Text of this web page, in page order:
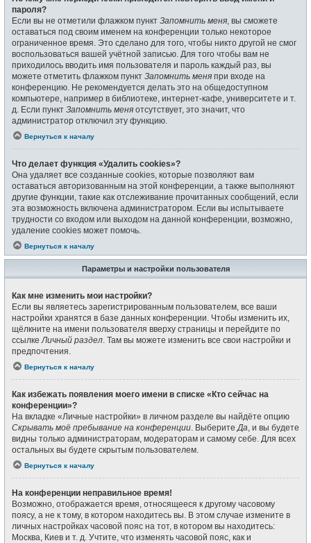
пароля?
Если вы не отметили флажком пункт Запомнить меня , вы сможете
оставаться под своим именем на конференции только некоторое
ограниченное время. Это сделано для того, чтобы никто другой не смог
воспользоваться вашей учётной записью. Для того чтобы вам не
приходилось вводить имя пользователя и пароль каждый раз, вы
можете отметить флажком пункт Запомнить меня при входе на
конференцию. Не рекомендуется делать это на общедоступном
компьютере, например в библиотеке, интернет-кафе, университете и т.
д. Если пункт Запомнить меня отсутствует, это значит, что
администратор отключил эту функцию.
Вернуться к началу
Что делает функция «Удалить cookies»?
Она удаляет все созданные cookies, которые позволяют вам
оставаться авторизованным на этой конференции, а также выполняют
другие функции, такие как отслеживание прочитанных сообщений, если
эта возможность включена администратором. Если вы испытываете
трудности со входом или выходом на данной конференции, возможно,
удаление cookies может помочь.
Вернуться к началу
Параметры и настройки пользователя
Как мне изменить мои настройки?
Если вы являетесь зарегистрированным пользователем, все ваши
настройки хранятся в базе данных конференции. Чтобы изменить их,
щёлкните на имени пользователя вверху страницы и перейдите по
ссылкеЛичный раздел. Там вы можете изменить все свои настройки и
предпочтения.
Вернуться к началу
Как избежать появления моего имени в списке «Кто сейчас на
конференции»?
На вкладке «Личные настройки» в личном разделе вы найдёте опцию
Скрывать моё пребывание на конференции. ВыберитеДа, и вы будете
видны только администраторам, модераторам и самому себе. Для всех
остальных вы будете скрытым пользователем.
Вернуться к началу
На конференции неправильное время!
Возможно, отображается время, относящееся к другому часовому
поясу, а не к тому, в котором находитесь вы. В этом случае измените в
личных настройках часовой пояс на тот, в котором вы находитесь:
Москва, Киев и т. д. Учтите, что изменять часовой пояс, как и